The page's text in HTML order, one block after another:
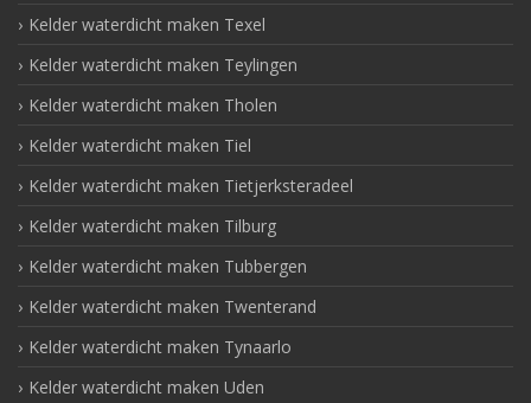
Kelder waterdicht maken Texel
Kelder waterdicht maken Teylingen
Kelder waterdicht maken Tholen
Kelder waterdicht maken Tiel
Kelder waterdicht maken Tietjerksteradeel
Kelder waterdicht maken Tilburg
Kelder waterdicht maken Tubbergen
Kelder waterdicht maken Twenterand
Kelder waterdicht maken Tynaarlo
Kelder waterdicht maken Uden